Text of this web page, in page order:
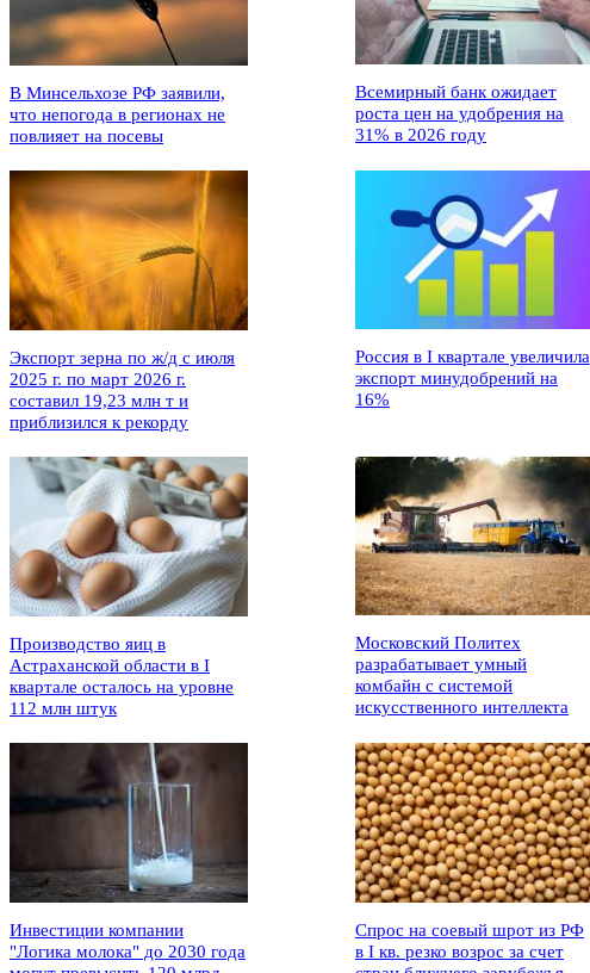
В Минсельхозе РФ заявили,
что непогода в регионах не
повлияет на посевы
Всемирный банк ожидает
роста цен на удобрения на
31% в 2026 году
Экспорт зерна по ж/д с июля
2025 г. по март 2026 г.
составил 19,23 млн т и
приблизился к рекорду
Россия в I квартале увеличила
экспорт минудобрений на
16%
Производство яиц в
Астраханской области в I
квартале осталось на уровне
112 млн штук
Московский Политех
разрабатывает умный
комбайн с системой
искусственного интеллекта
Инвестиции компании
"Логика молока" до 2030 года
Спрос на соевый шрот из РФ
в I кв. резко возрос за счет